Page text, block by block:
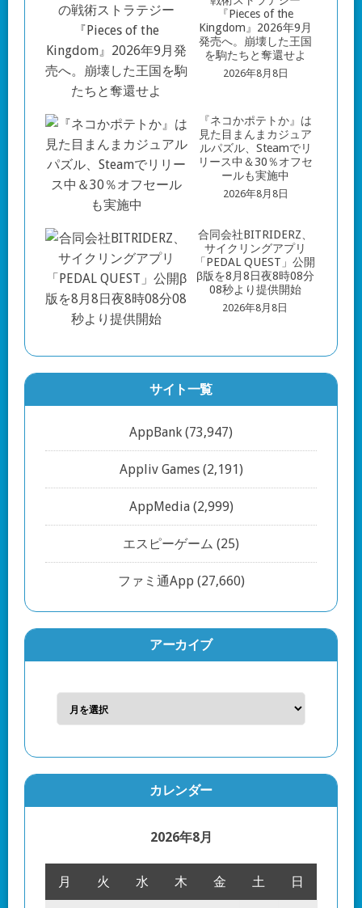
『Pieces of the
Kingdom』2026年9月
発売へ。崩壊した王国
を駒たちと奪還せよ
2026年8月8日
『ネコかポテトか』は
見た目まんまカジュア
ルパズル、Steamでリ
リース中＆30％オフセ
ールも実施中
2026年8月8日
合同会社BITRIDERZ、
サイクリングアプリ
「PEDAL QUEST」公開
β版を8月8日夜8時08分
08秒より提供開始
2026年8月8日
サイト一覧
AppBank (73,947)
Appliv Games(2,191)
AppMedia(2,999)
エスピーゲーム (25)
ファミ通App(27,660)
アーカイブ
カレンダー
2026年8月
月 火 水 木 金 土 日